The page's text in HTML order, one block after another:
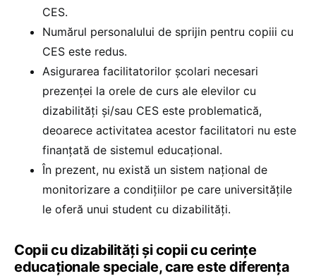
CES.
Numărul personalului de sprijin pentru copiii cu
CES este redus.
Asigurarea facilitatorilor școlari necesari
prezenței la orele de curs ale elevilor cu
dizabilități și/sau CES este problematică,
deoarece activitatea acestor facilitatori nu este
finanțată de sistemul educațional.
În prezent, nu există un sistem național de
monitorizare a condițiilor pe care universitățile
le oferă unui student cu dizabilități.
Copii cu dizabilități și copii cu cerințe
educaționale speciale, care este diferența